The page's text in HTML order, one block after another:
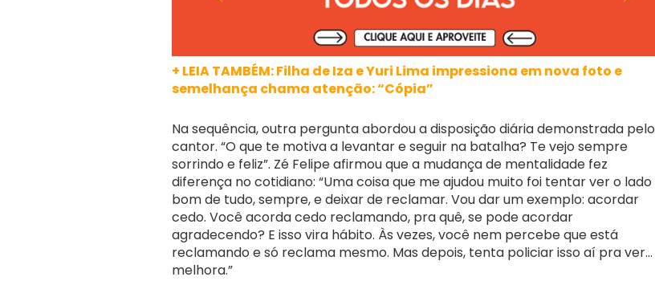
+ LEIA TAMBÉM: Filha de Iza e Yuri Lima impressiona em nova foto e
semelhança chama atenção: “Cópia”
Na sequência, outra pergunta abordou a disposição diária demonstrada pelo
cantor. “O que te motiva a levantar e seguir na batalha? Te vejo sempre
sorrindo e feliz”. Zé Felipe afirmou que a mudança de mentalidade fez
diferença no cotidiano: “Uma coisa que me ajudou muito foi tentar ver o lado
bom de tudo, sempre, e deixar de reclamar. Vou dar um exemplo: acordar
cedo. Você acorda cedo reclamando, pra quê, se pode acordar
agradecendo? E isso vira hábito. Às vezes, você nem percebe que está
reclamando e só reclama mesmo. Mas depois, tenta policiar isso aí pra ver…
melhora.”